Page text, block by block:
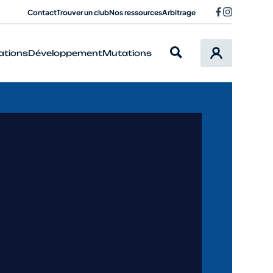
ContactTrouver un clubNos ressourcesArbitrage
DéveloppementMutations